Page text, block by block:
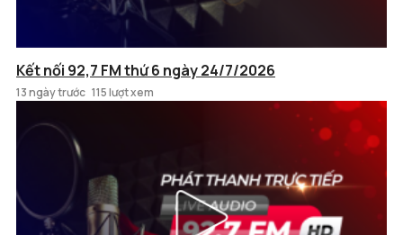
Kết nối 92,7 FM thứ 6 ngày 24/7/2026
13 ngày trước 115 lượt xem